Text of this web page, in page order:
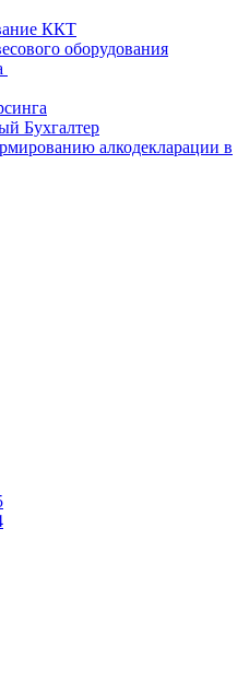
ККТ
оборудования
Бухгалтер
алкодекларации в